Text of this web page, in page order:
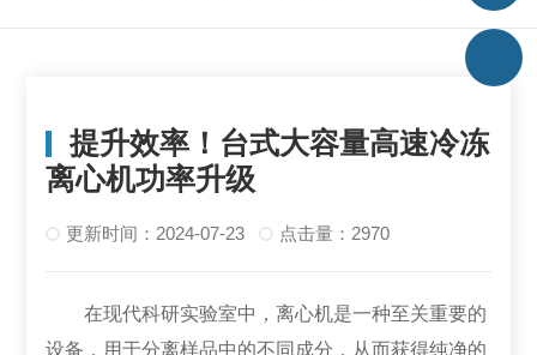
提升效率！台式大容量高速冷冻
离心机功率升级
更新时间：2024-07-23 点击量：2970
在现代科研实验室中，离心机是一种至关重要的
设备，用于分离样品中的不同成分，从而获得纯净的